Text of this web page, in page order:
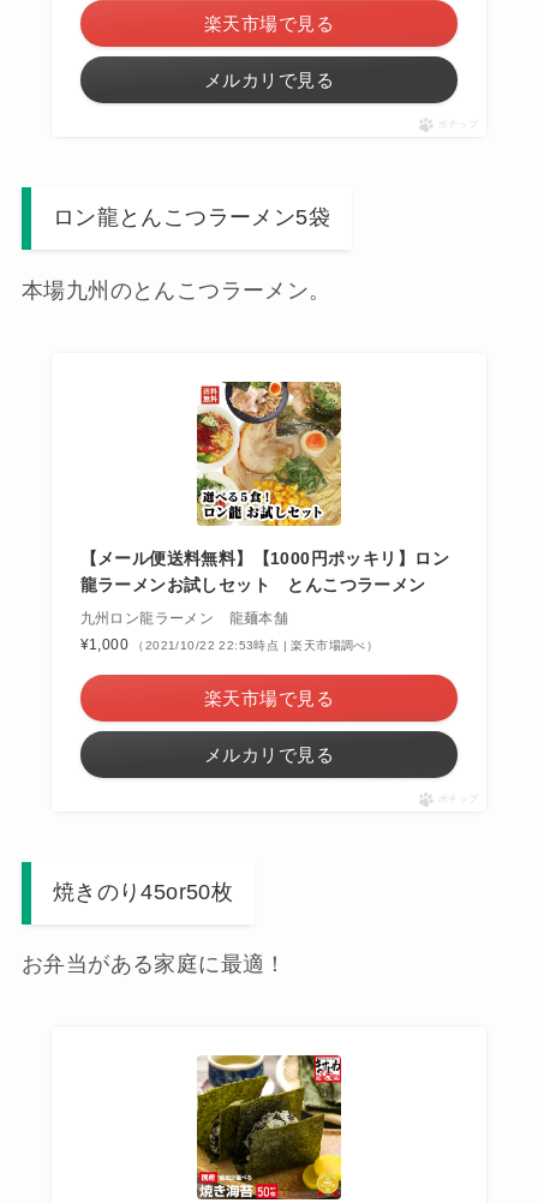
楽天市場で見る
メルカリで見る
ポチップ
ロン龍とんこつラーメン5袋
本場九州のとんこつラーメン。
【メール便送料無料】【1000円ポッキリ】ロン
龍ラーメンお試しセット とんこつラーメン
九州ロン龍ラーメン 龍麺本舗
¥1,000
（2021/10/22 22:53時点 | 楽天市場調べ）
楽天市場で見る
メルカリで見る
ポチップ
焼きのり45or50枚
お弁当がある家庭に最適！